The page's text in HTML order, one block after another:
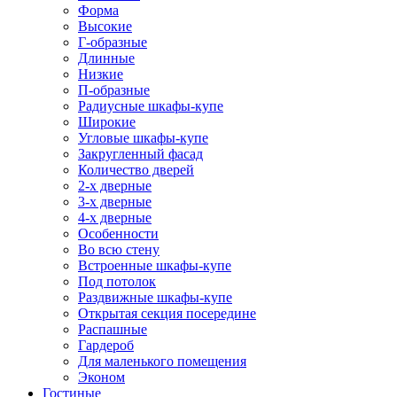
Форма
Высокие
Г-образные
Длинные
Низкие
П-образные
Радиусные шкафы-купе
Широкие
Угловые шкафы-купе
Закругленный фасад
Количество дверей
2-х дверные
3-х дверные
4-х дверные
Особенности
Во всю стену
Встроенные шкафы-купе
Под потолок
Раздвижные шкафы-купе
Открытая секция посередине
Распашные
Гардероб
Для маленького помещения
Эконом
Гостиные